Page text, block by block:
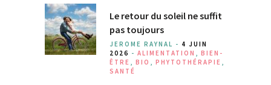
Le retour du soleil ne suffit
pas toujours
JEROME RAYNAL - 4 JUIN
2026 - ALIMENTATION , BIEN-
ÊTRE , BIO , PHYTOTHÉRAPIE ,
SANTÉ